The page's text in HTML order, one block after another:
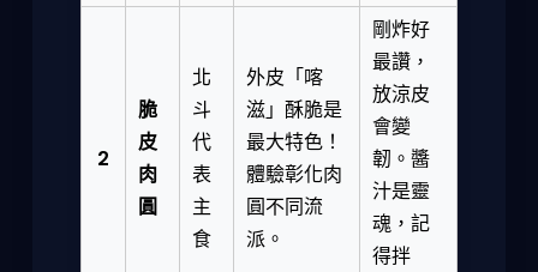
2
脆
皮
肉
圓
北
斗
代
表
主
食
外皮「喀
滋」酥脆是
最大特色！
體驗彰化肉
圓不同流
派。
剛炸好
最讚，
放涼皮
會變
韌。醬
汁是靈
魂，記
得拌